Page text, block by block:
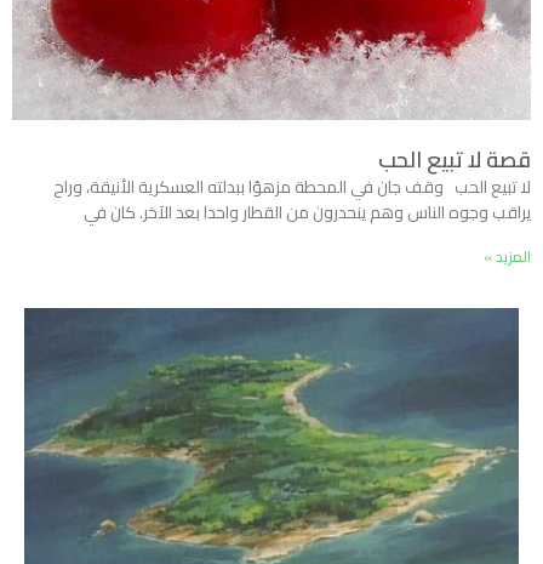
قصة لا تبيع الحب
لا تبيع الحب وقف جان في المحطة مزهوّا ببدلته العسكرية الأنيقة، وراح
يراقب وجوه الناس وهم ينحدرون من القطار واحدا بعد الآخر. كان في
المزيد »